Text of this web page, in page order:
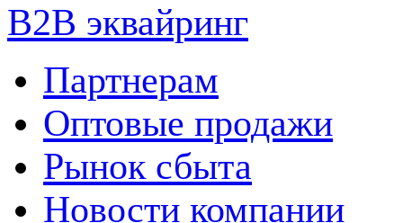
B2B эквайринг
Партнерам
Оптовые продажи
Рынок сбыта
Новости компании